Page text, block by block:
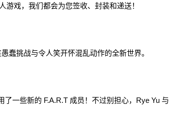
戏，我们都会为您签收、封装和递送！
挑战与令人笑开怀混乱动作的全新世界。
一些新的 F.A.R.T 成员！不过别担心，Rye Yu 与